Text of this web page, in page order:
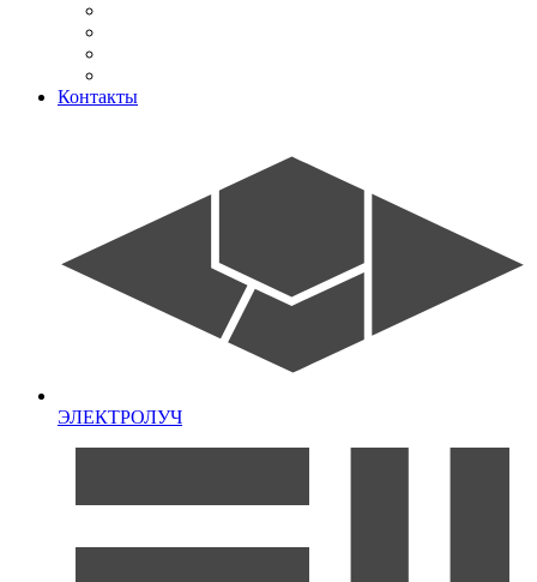
Контакты
ЭЛЕКТРОЛУЧ